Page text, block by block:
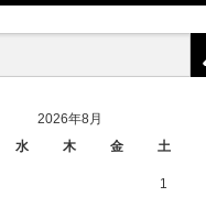
2026年8月
水 木 金 土
1